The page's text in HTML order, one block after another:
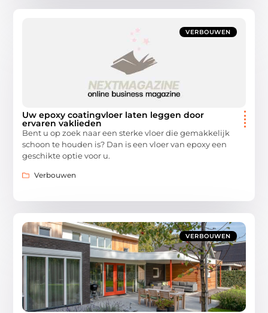
VERBOUWEN
Uw epoxy coatingvloer laten leggen door
ervaren vaklieden
Bent u op zoek naar een sterke vloer die gemakkelijk
schoon te houden is? Dan is een vloer van epoxy een
geschikte optie voor u.
Verbouwen
VERBOUWEN